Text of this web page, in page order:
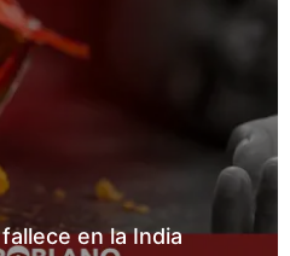
en la India